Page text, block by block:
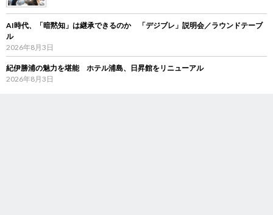
AI時代、「暗黙知」は継承できるのか 「デジブレ」説明会／ラウンドテーブ
ル
2026年8月3日
紀伊勝浦の魅力を堪能 ホテル浦島、日昇館をリニューアル
2026年8月3日